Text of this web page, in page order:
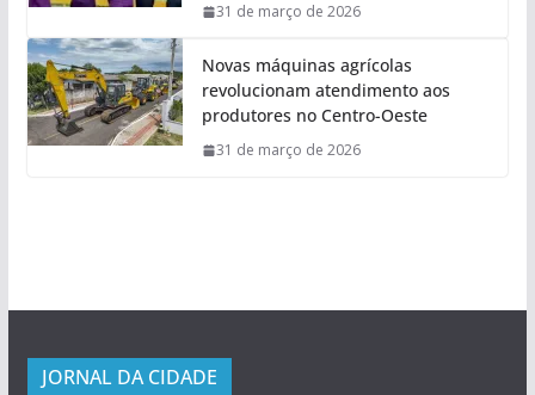
31 de março de 2026
Novas máquinas agrícolas
revolucionam atendimento aos
produtores no Centro-Oeste
31 de março de 2026
JORNAL DA CIDADE